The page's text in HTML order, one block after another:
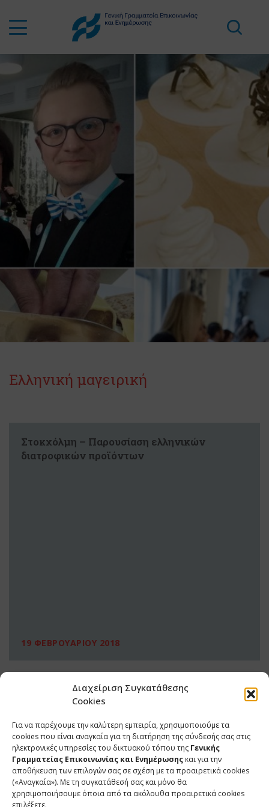
Διαχείριση Συγκατάθεσης
Cookies
Για να παρέχουμε την καλύτερη εμπειρία, χρησιμοποιούμε τα
cookies που είναι αναγκαία για τη διατήρηση της σύνδεσής σας στις
ηλεκτρονικές υπηρεσίες του δικτυακού τόπου της Γενικής
Γραμματείας Επικοινωνίας και Ενημέρωσης και για την
αποθήκευση των επιλογών σας σε σχέση με τα προαιρετικά cookies
(«Αναγκαία»). Με τη συγκατάθεσή σας και μόνο θα
χρησιμοποιήσουμε όποια από τα ακόλουθα προαιρετικά cookies
επιλέξετε.
Ελληνική μαγειρική
Στοκχόλμη – Παρουσίαση ελληνικών
διατροφικών προϊόντων
19 ΦΕΒΡΟΥΑΡΙΟΥ 2018
ΕΠΙΚΟΙΝΩΝΙΑ